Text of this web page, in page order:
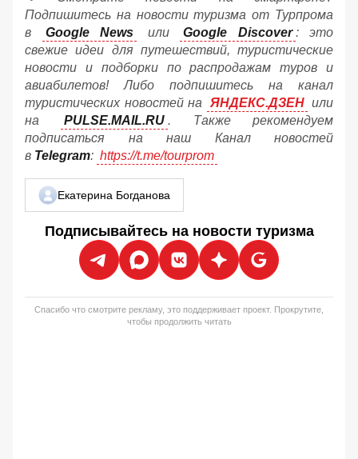
Подпишитесь на новости туризма от Турпрома
в
Google News или Google Discover : это
свежие идеи для путешествий, туристические
новости и подборки по распродажам туров и
авиабилетов! Либо подпишитесь на канал
туристических новостей на
ЯНДЕКС.ДЗЕН или
на
PULSE.MAIL.RU . Также рекомендуем
подписаться на наш Канал новостей
в Telegram: https://t.me/tourprom
Екатерина Богданова
Подписывайтесь на новости туризма
Спасибо что смотрите рекламу, это поддерживает проект. Прокрутите,
чтобы продолжить читать